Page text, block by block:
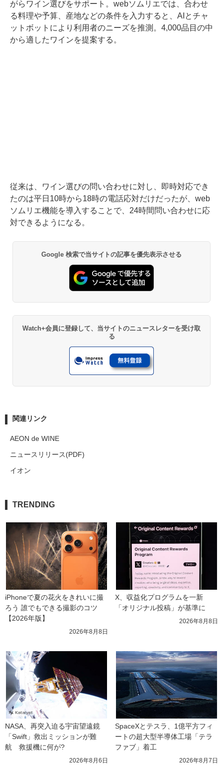
がらワイン選びをサポート。webソムリエでは、合わせ
る料理や予算、産地などの条件を入力すると、AIとチャ
ットボットにより利用者のニーズを推測。4,000品目の中
から適したワインを提案する。
従来は、ワイン選びの問い合わせに対し、即時対応でき
たのは平日10時から18時の電話応対だけだったが、web
ソムリエ機能を導入することで、24時間問い合わせに応
対できるようになる。
Google 検索で当サイトの記事を優先表示させる
Watch+会員に登録して、当サイトのニュースレターを受け取
る
関連リンク
AEON de WINE
ニュースリリース(PDF)
イオン
TRENDING
iPhoneで夏の花火をきれいに撮
ろう 誰でもできる撮影のコツ
【2026年版】
2026年8月8日
X、収益化プログラムを一新
「オリジナル投稿」が基準に
2026年8月8日
NASA、再突入迫る宇宙望遠鏡
「Swift」救出ミッションが難
航　救援機に何が?
2026年8月6日
SpaceXとテスラ、1億平方フィ
ートの超大型半導体工場「テラ
ファブ」着工
2026年8月7日